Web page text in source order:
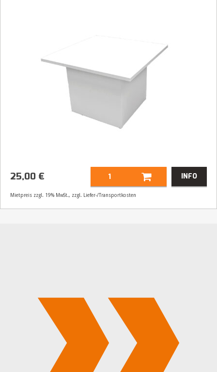
Artikelnummer
32159
Größenangabe:
(H | B | T) 40 | 60 | 60
25,00 € INFO
Mietpreis zzgl. 19% MwSt., zzgl. Liefer-/Transportkosten